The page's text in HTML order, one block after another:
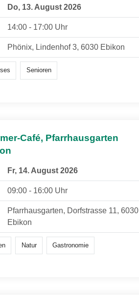
Do, 13. August 2026
14:00 - 17:00 Uhr
Phönix, Lindenhof 3, 6030 Ebikon
Senioren
Café, Pfarrhausgarten
Fr, 14. August 2026
09:00 - 16:00 Uhr
Pfarrhausgarten, Dorfstrasse 11, 6030
Ebikon
Natur Gastronomie